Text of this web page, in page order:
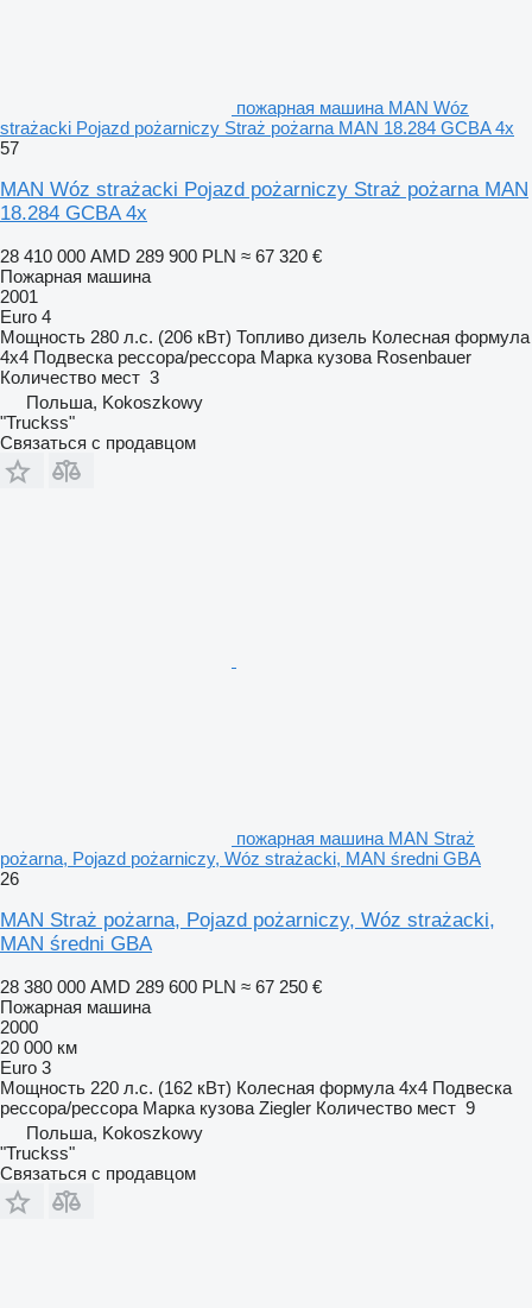
пожарная машина MAN Wóz
strażacki Pojazd pożarniczy Straż pożarna MAN 18.284 GCBA 4x
57
MAN Wóz strażacki Pojazd pożarniczy Straż pożarna MAN
18.284 GCBA 4x
28 410 000 AMD 289 900 PLN ≈ 67 320 €
Пожарная машина
2001
Euro 4
Мощность 280 л.с. (206 кВт) Топливо дизель Колесная формула
4x4 Подвеска рессора/рессора Марка кузова Rosenbauer
Количество мест 3
Польша, Kokoszkowy
"Truckss"
Связаться с продавцом
пожарная машина MAN Straż
pożarna, Pojazd pożarniczy, Wóz strażacki, MAN średni GBA
26
MAN Straż pożarna, Pojazd pożarniczy, Wóz strażacki,
MAN średni GBA
28 380 000 AMD 289 600 PLN ≈ 67 250 €
Пожарная машина
2000
20 000 км
Euro 3
Мощность 220 л.с. (162 кВт) Колесная формула 4x4 Подвеска
рессора/рессора Марка кузова Ziegler Количество мест 9
Польша, Kokoszkowy
"Truckss"
Связаться с продавцом